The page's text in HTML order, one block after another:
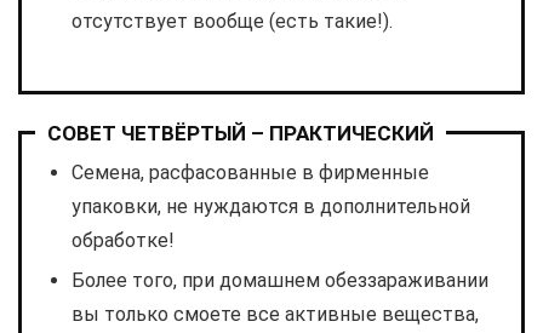
отсутствует вообще (есть такие!).
СОВЕТ ЧЕТВЁРТЫЙ – ПРАКТИЧЕСКИЙ
Семена, расфасованные в фирменные
упаковки, не нуждаются в дополнительной
обработке!
Более того, при домашнем обеззараживании
вы только смоете все активные вещества,